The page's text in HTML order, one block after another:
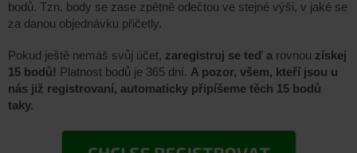
bodů. Tzn. body se zase zpětně odečtou ve stejné výši, v jaké se
za danou objednávku přičetly.
Pokud ještě nemáš svůj účet, zaregistruj se teď a rovnou získej
15 bodů! Platnost bodů je 365 dní. A pozor, všem, kteří jsou u
nás již registrovaní, automaticky připíšeme těch 15 bodů
taky.